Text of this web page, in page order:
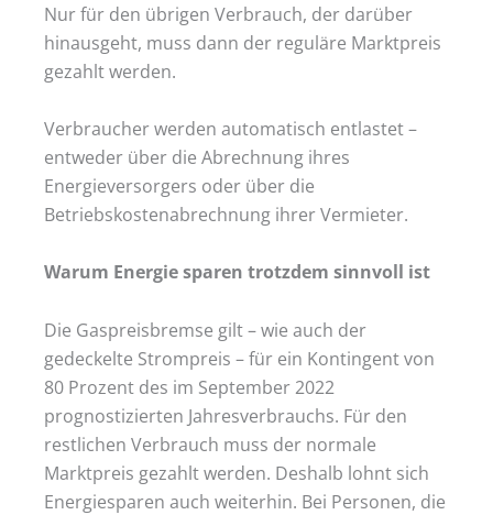
Nur für den übrigen Verbrauch, der darüber
hinausgeht, muss dann der reguläre Marktpreis
gezahlt werden.
Verbraucher werden automatisch entlastet –
entweder über die Abrechnung ihres
Energieversorgers oder über die
Betriebskostenabrechnung ihrer Vermieter.
Warum Energie sparen trotzdem sinnvoll ist
Die Gaspreisbremse gilt – wie auch der
gedeckelte Strompreis – für ein Kontingent von
80 Prozent des im September 2022
prognostizierten Jahresverbrauchs. Für den
restlichen Verbrauch muss der normale
Marktpreis gezahlt werden. Deshalb lohnt sich
Energiesparen auch weiterhin. Bei Personen, die